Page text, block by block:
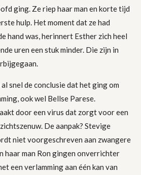
ging. Ze riep haar man en korte tijd
hulp. Het moment dat ze had
hand was, herinnert Esther zich heel
uren een stuk minder. Die zijn in
snel de conclusie dat het ging om
ook wel Bellse Parese.
door een virus dat zorgt voor een
De aanpak? Stevige
niet voorgeschreven aan zwangere
haar man Ron gingen onverrichter
een verlamming aan één kan van